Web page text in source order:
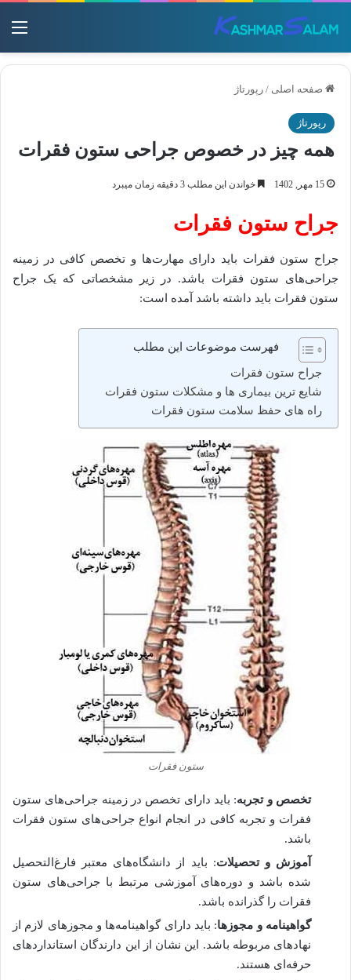
صفحه اصلی / رپورتاژ
رپورتاژ
همه چیز در خصوص جراحی ستون فقرات
15 مهر, 1402 خواندن این مطلب 3 دقیقه زمان میبرد
جراح ستون فقرات
جراح ستون فقرات باید دارای مهارت‌ها و تخصص کافی در زمینه
جراحی‌های ستون فقرات باشد. در زیر مشخصاتی که یک جراح
ستون فقرات باید داشته باشد آمده است:
فهرست موضوعات این مطلب
جراح ستون فقرات
شایع ترین بیماری ها و مشکلات ستون فقرات
راه های حفظ سلامت ستون فقرات
ستون فقرات
تخصص و تجربه: باید دارای تخصص در زمینه جراحی‌های ستون
فقرات و تجربه کافی در انجام انواع جراحی‌های ستون فقرات
باشد.
آموزش و تحصیلات: باید از دانشگاه‌های معتبر فارغ‌التحصیل
شده باشد و دوره‌های آموزشی مرتبط با جراحی‌های ستون
فقرات را گذرانده باشد.
گواهینامه و مجوزها: باید دارای گواهینامه‌ها و مجوزهای لازم از
نهادهای مربوطه باشد. این نشان از این دارندگان استانداردهای
حرفه‌ای هستند.